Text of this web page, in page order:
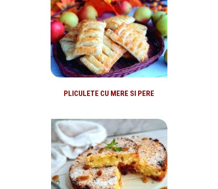
PLICULETE CU MERE SI PERE